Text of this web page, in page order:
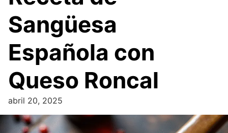
Sangüesa
Española con
Queso Roncal
abril 20, 2025